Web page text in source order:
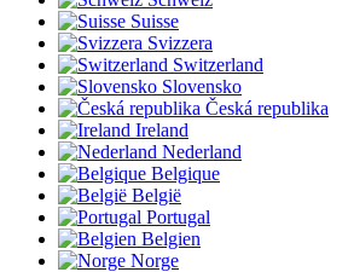
Suisse
Svizzera
Switzerland
Slovensko
Česká republika
Ireland
Nederland
Belgique
België
Portugal
Belgien
Norge